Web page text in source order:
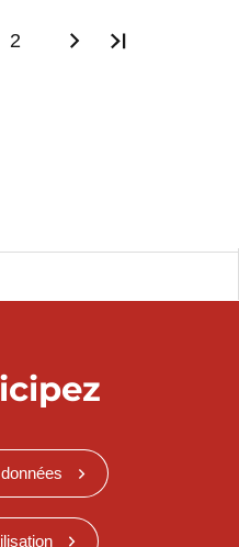
2 Page suivante